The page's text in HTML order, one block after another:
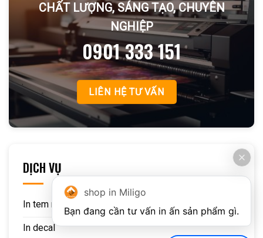
CHẤT LƯỢNG, SÁNG TẠO, CHUYÊN
NGHIỆP
0901 333 151
LIÊN HỆ TƯ VẤN
DỊCH VỤ
In tem nhãn
In decal
shop in Miligo